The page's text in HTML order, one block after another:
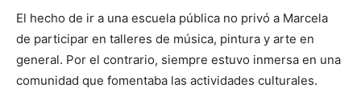
El hecho de ir a una escuela pública no privó a Marcela
de participar en talleres de música, pintura y arte en
general. Por el contrario, siempre estuvo inmersa en una
comunidad que fomentaba las actividades culturales.